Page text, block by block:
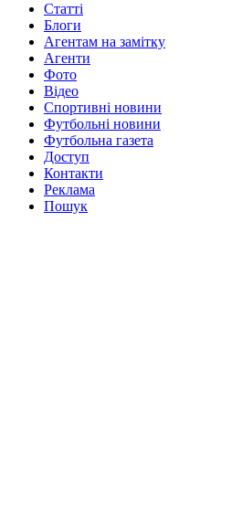
Статті
Блоги
Агентам на замітку
Агенти
Фото
Відео
Спортивні новини
Футбольні новини
Футбольна газета
Доступ
Контакти
Реклама
Пошук